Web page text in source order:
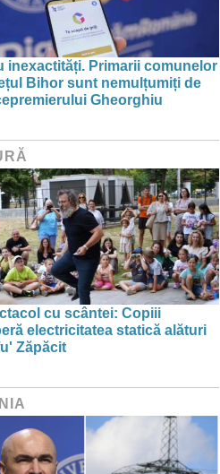
inexactități. Primarii comunelor
Bihor sunt nemulțumiți de
Gheorghiu
cu scântei: Copiii
electricitatea statică alături
Zăpăcit